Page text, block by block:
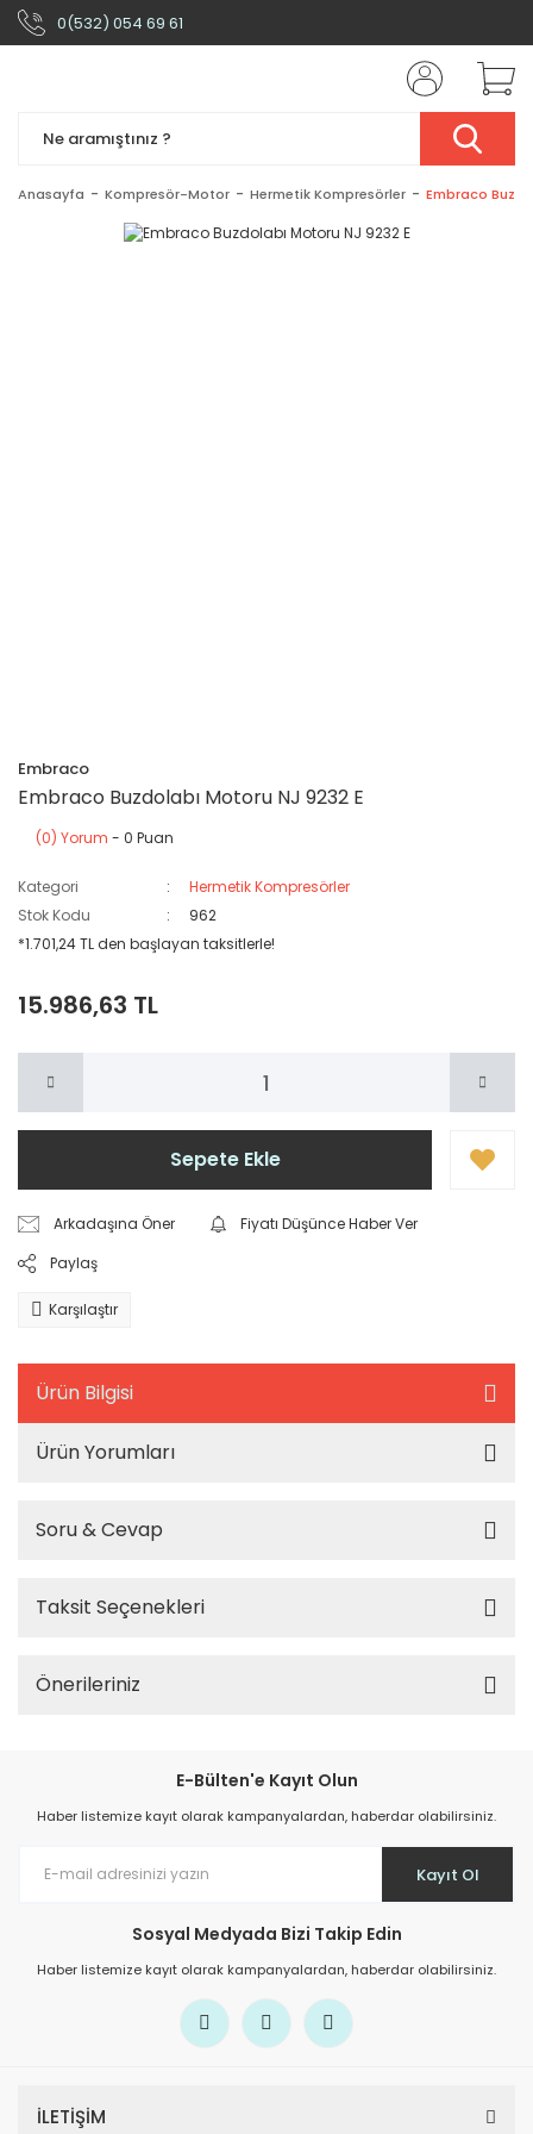
0(532) 054 69 61
Anasayfa Kompresör-Motor Hermetik Kompresörler Embraco
Embraco
Embraco Buzdolabı Motoru NJ 9232 E
(0) Yorum - 0 Puan
Kategori
Hermetik Kompresörler
Stok Kodu
962
*1.701,24 TL den başlayan taksitlerle!
15.986,63 TL
Sepete Ekle
Arkadaşına Öner
Fiyatı Düşünce Haber Ver
Paylaş
Karşılaştır
Ürün Bilgisi
Ürün Yorumları
Soru & Cevap
Taksit Seçenekleri
Önerileriniz
E-Bülten'e Kayıt Olun
Haber listemize kayıt olarak kampanyalardan, haberdar olabilirsiniz.
Kayıt Ol
Sosyal Medyada Bizi Takip Edin
Haber listemize kayıt olarak kampanyalardan, haberdar olabilirsiniz.
İLETİŞİM